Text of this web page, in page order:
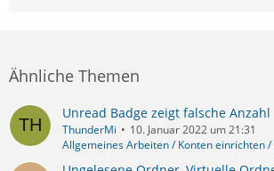
Ähnliche Themen
Unread Badge zeigt falsche Anzahl
ThunderMi
10. Januar 2022 um 21:31
Allgemeines Arbeiten / Konten einrichten